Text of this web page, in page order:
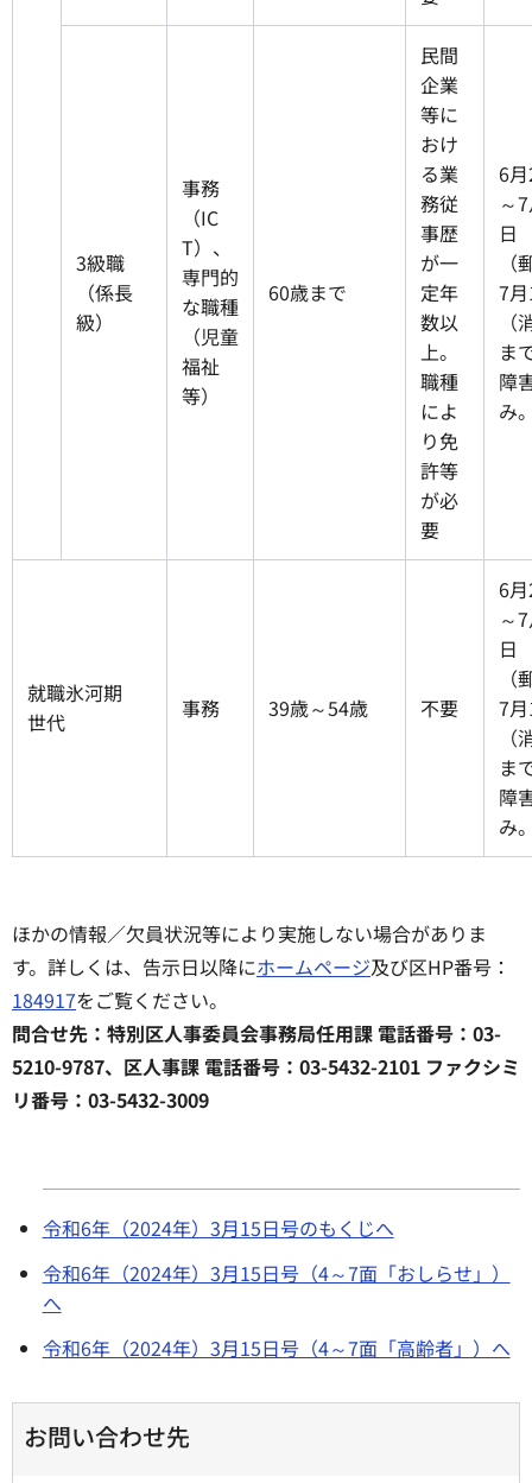
3級職
（係長
級）
事務
（IC
T）、
専門的
な職種
（児童
福祉
等）
60歳まで
民間
企業
等に
おけ
る業
務従
事歴
が一
定年
数以
上。
職種
によ
り免
許等
が必
要
6
～
日
7
ま
障
み
就職氷河期
世代
事務 39歳～54歳 不要
6
～
日
7
ま
障
み
ほかの情報／欠員状況等により実施しない場合がありま
す。詳しくは、告示日以降にホームページ及び区HP番号：
184917をご覧ください。
問合せ先：特別区人事委員会事務局任用課 電話番号：03-
5210-9787、区人事課 電話番号：03-5432-2101 ファクシミ
リ番号：03-5432-3009
令和6年（2024年）3月15日号のもくじへ
令和6年（2024年）3月15日号（4～7面「おしらせ」）
へ
令和6年（2024年）3月15日号（4～7面「高齢者」）へ
お問い合わせ先